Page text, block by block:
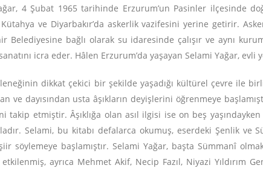
4 Şubat 1965 tarihinde Erzurum’un Pasinler ilçesinde
ve Diyarbakır’da askerlik vazifesini yerine getirir.
Belediyesine bağlı olarak su idaresinde çalışır ve aynı
icra eder. Hâlen Erzurum’da yaşayan Selami Yağar, evli
dikkat çekici bir şekilde yaşadığı kültürel çevre ile
ve dayısından usta âşıkların deyişlerini öğrenmeye
takip etmiştir. Âşıklığa olan asıl ilgisi ise on beş yaşındayken
Selami, bu kitabı defalarca okumuş, eserdeki Şenlik ve
söylemeye başlamıştır. Selami Yağar, başta Sümmanî
ayrıca Mehmet Akif, Necip Fazıl, Niyazi Yıldırım